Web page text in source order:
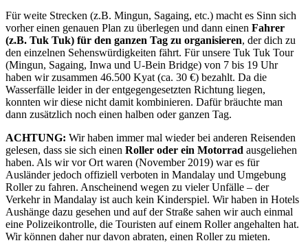
Für weite Strecken (z.B. Mingun, Sagaing, etc.) macht es Sinn sich
vorher einen genauen Plan zu überlegen und dann einen Fahrer
(z.B. Tuk Tuk) für den ganzen Tag zu organisieren, der dich zu
den einzelnen Sehenswürdigkeiten fährt. Für unsere Tuk Tuk Tour
(Mingun, Sagaing, Inwa und U-Bein Bridge) von 7 bis 19 Uhr
haben wir zusammen 46.500 Kyat (ca. 30 €) bezahlt. Da die
Wasserfälle leider in der entgegengesetzten Richtung liegen,
konnten wir diese nicht damit kombinieren. Dafür bräuchte man
dann zusätzlich noch einen halben oder ganzen Tag.
ACHTUNG: Wir haben immer mal wieder bei anderen Reisenden
gelesen, dass sie sich einen Roller oder ein Motorrad ausgeliehen
haben. Als wir vor Ort waren (November 2019) war es für
Ausländer jedoch offiziell verboten in Mandalay und Umgebung
Roller zu fahren. Anscheinend wegen zu vieler Unfälle – der
Verkehr in Mandalay ist auch kein Kinderspiel. Wir haben in Hotels
Aushänge dazu gesehen und auf der Straße sahen wir auch einmal
eine Polizeikontrolle, die Touristen auf einem Roller angehalten hat.
Wir können daher nur davon abraten, einen Roller zu mieten.